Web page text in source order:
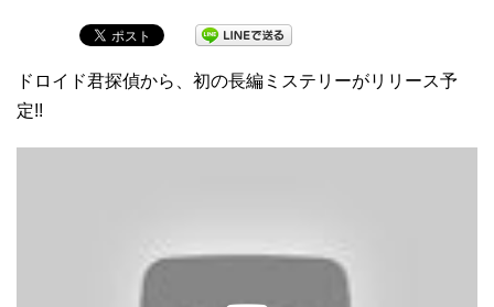
ドロイド君探偵から、初の長編ミステリーがリリース予
定!!